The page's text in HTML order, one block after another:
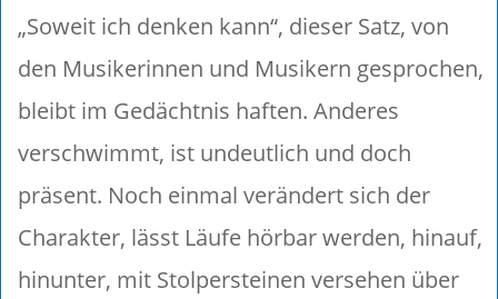
„Soweit ich denken kann“, dieser Satz, von
den Musikerinnen und Musikern gesprochen,
bleibt im Gedächtnis haften. Anderes
verschwimmt, ist undeutlich und doch
präsent. Noch einmal verändert sich der
Charakter, lässt Läufe hörbar werden, hinauf,
hinunter, mit Stolpersteinen versehen über